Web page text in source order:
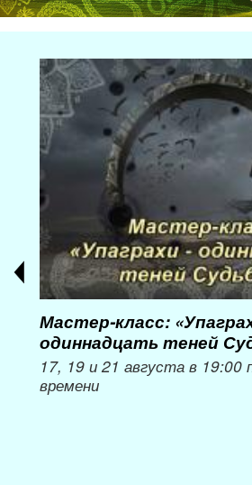
Мастер-класс:
одиннадцать теней
17, 19 и 21 августа в 19:00
времени